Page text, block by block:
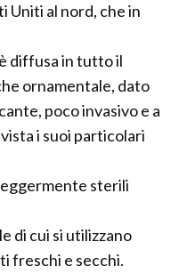
Uniti al nord, che in
diffusa in tutto il
ornamentale, dato
poco invasivo e a
i suoi particolari
sterili
di cui si utilizzano
freschi e secchi.